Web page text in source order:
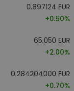
0.897124 EUR
+0.50%
65.050 EUR
+2.00%
0.284204000 EUR
+0.70%